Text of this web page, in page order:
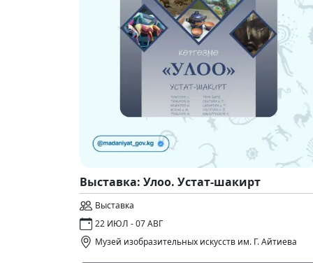
Выставка: Улоо. Устат-шакирт
Выставка
22 ИЮЛ - 07 АВГ
Музей изобразительных искусств им. Г. Айтиева